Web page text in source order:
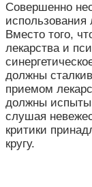
Совершенно
использования
Вместо того,
лекарства и
должны
приемом
должны
слушая
критики
кругу.